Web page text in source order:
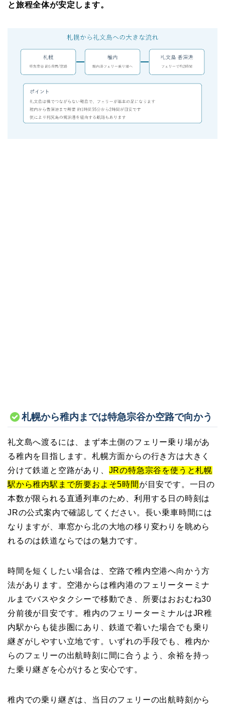
と旅程全体が安定します。
札幌から稚内までは特急宗谷か空路で向かう
礼文島へ渡るには、まず本土側のフェリー乗り場があ
る稚内を目指します。札幌方面からの行き方は大きく
分けて鉄道と空路があり、 JRの特急宗谷を使うと札幌
駅から稚内駅まで所要およそ5時間 が目安です。一日の
本数が限られる直通列車のため、利用する日の時刻は
JRの公式案内で確認してください。長い乗車時間には
なりますが、車窓から北の大地の移り変わりを眺めら
れるのは鉄道ならではの魅力です。
時間を短くしたい場合は、空路で稚内空港へ向かう方
法があります。空港からは稚内港のフェリーターミナ
ルまでバスやタクシーで移動でき、所要はおおむね30
分前後が目安です。稚内のフェリーターミナルはJR稚
内駅からも徒歩圏にあり、鉄道で着いた場合でも乗り
継ぎがしやすい立地です。いずれの手段でも、稚内か
らのフェリーの出航時刻に間に合うよう、余裕を持っ
た乗り継ぎを心がけると安心です。
稚内での乗り継ぎは、当日のフェリーの出航時刻から